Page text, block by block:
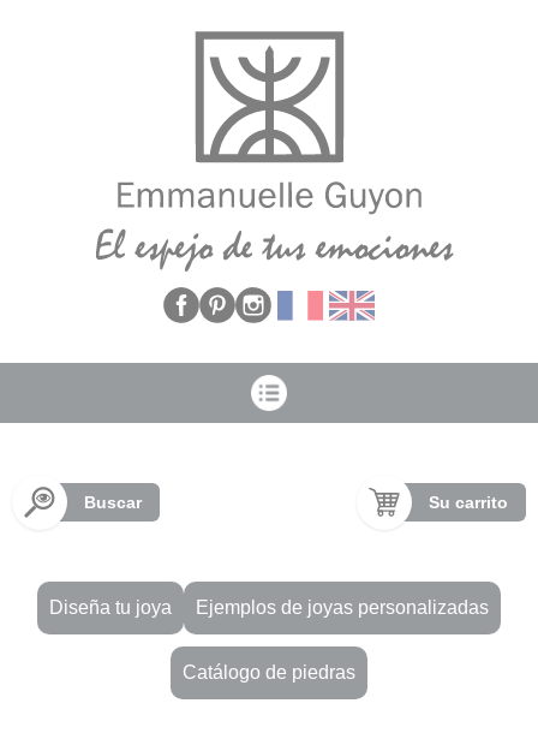
Buscar Su carrito
Diseña tu joya Ejemplos de joyas personalizadas
Catálogo de piedras